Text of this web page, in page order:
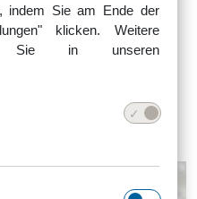
indem Sie am Ende der
klicken. Weitere
Sie in unseren
Flugverspätung
erstatten